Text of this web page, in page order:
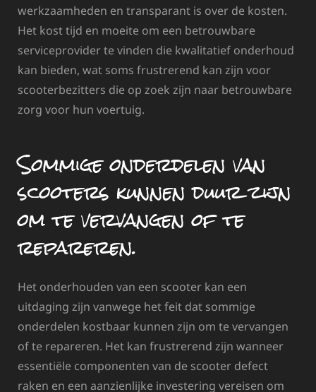
werkzaamheden en transparant is over de kosten.
Het kost tijd en moeite om een betrouwbare
serviceprovider te vinden die kwalitatief onderhoud
kan bieden, wat soms frustrerend kan zijn voor
scooterbezitters die op zoek zijn naar betrouwbare
zorg voor hun voertuig.
Sommige onderdelen van
scooters kunnen duur zijn
om te vervangen of te
repareren.
Het onderhouden van een scooter kan een
uitdaging zijn vanwege het feit dat sommige
onderdelen kostbaar kunnen zijn om te vervangen
of te repareren. Het kan frustrerend zijn wanneer
essentiële componenten van de scooter defect
raken en een aanzienlijke investering vereisen om